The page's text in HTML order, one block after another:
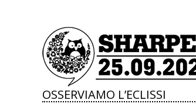
OSSERVIAMO L’ECLISSI